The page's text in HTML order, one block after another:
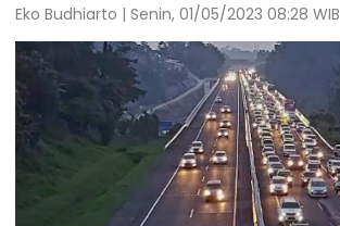
Eko Budhiarto | Senin, 01/05/2023 08:28 WIB